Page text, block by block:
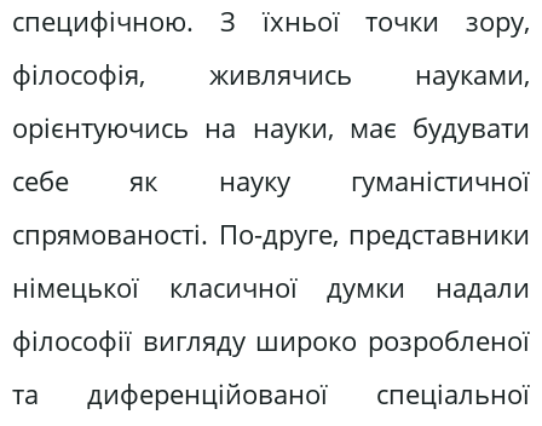
специфічною. З їхньої точки зору,
філософія, живлячись науками,
орієнтуючись на науки, має будувати
себе як науку гуманістичної
спрямованості. По-друге, представники
німецької класичної думки надали
філософії вигляду широко розробленої
та диференційованої спеціальної